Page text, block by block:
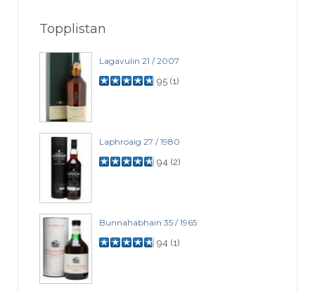
Topplistan
Lagavulin 21 / 2007
95 (1)
Laphroaig 27 / 1980
94 (2)
Bunnahabhain 35 / 1965
94 (1)